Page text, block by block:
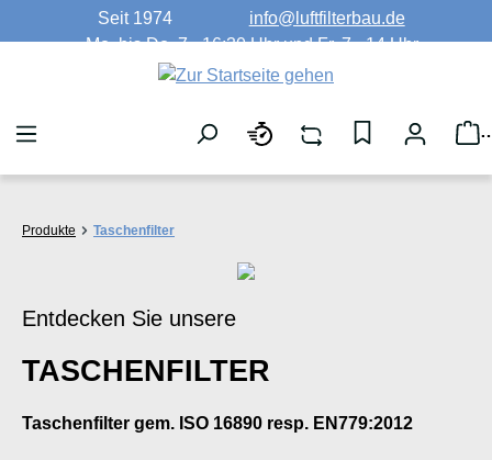
Zum Hauptinhalt springen
Seit 1974
info@luftfilterbau.de
Mo. bis Do. 7 - 16:30 Uhr und Fr. 7 - 14 Uhr
Produkte Taschenfilter
Entdecken Sie unsere
TASCHENFILTER
Taschenfilter gem. ISO 16890 resp. EN779:2012